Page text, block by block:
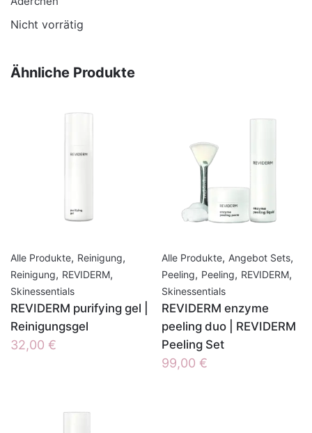
Nicht vorrätig
Ähnliche Produkte
Alle Produkte, Reinigung,
Reinigung, REVIDERM,
Skinessentials
REVIDERM purifying gel |
Reinigungsgel
32,00 €
Alle Produkte, Angebot Sets,
Peeling, Peeling, REVIDERM,
Skinessentials
REVIDERM enzyme
peeling duo | REVIDERM
Peeling Set
99,00 €